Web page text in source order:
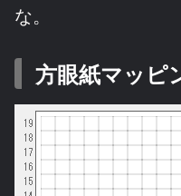
な。
方眼紙マッピ